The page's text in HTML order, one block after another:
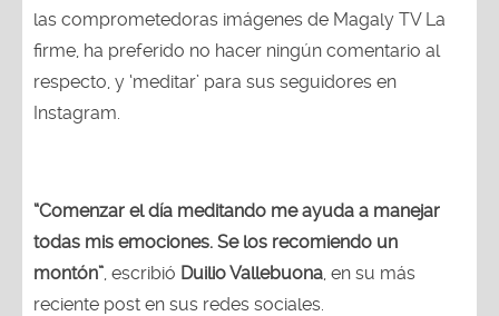
las comprometedoras imágenes de Magaly TV La
firme, ha preferido no hacer ningún comentario al
respecto, y ‘meditar’ para sus seguidores en
Instagram.
“Comenzar el día meditando me ayuda a manejar
todas mis emociones. Se los recomiendo un
montón” , escribió Duilio Vallebuona , en su más
reciente post en sus redes sociales.